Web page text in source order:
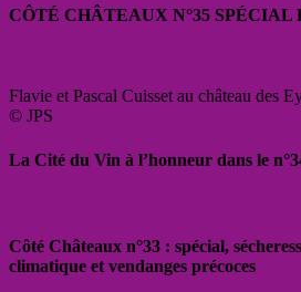
CÔTÉ CHÂTEAUX N°35 SPÉCIAL
Flavie et Pascal Cuisset au château des
© JPS
La Cité du Vin à l’honneur dans le
Côté Châteaux n°33 : spécial,
climatique et vendanges précoces